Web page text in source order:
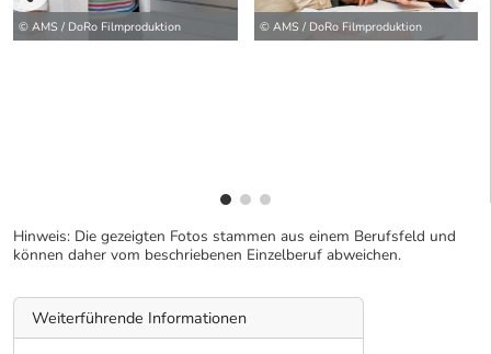
© AMS / DoRo Filmproduktion © AMS / DoRo Filmproduktion
Hinweis: Die gezeigten Fotos stammen aus einem Berufsfeld und
können daher vom beschriebenen Einzelberuf abweichen.
Weiterführende Informationen